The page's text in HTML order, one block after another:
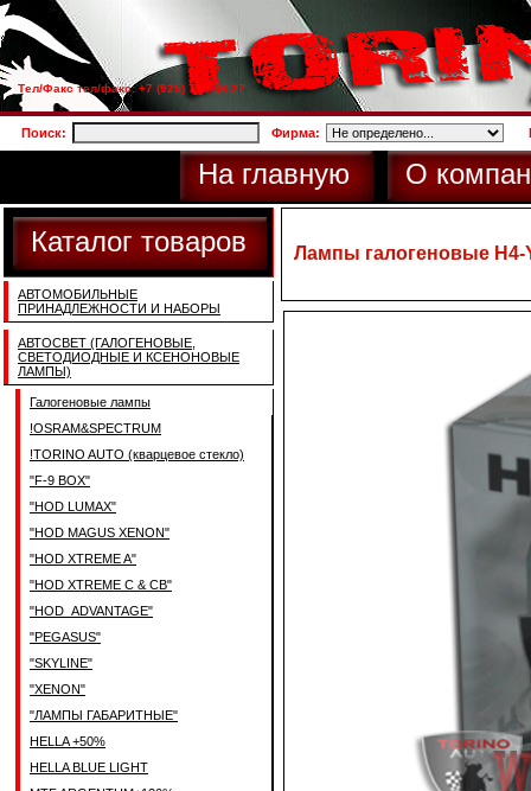
Тел/Факс тел/факс: +7 (925) 733-66-27
Поиск: Фирма:
На главную О
Каталог товаров
АВТОМОБИЛЬНЫЕ
ПРИНАДЛЕЖНОСТИ И НАБОРЫ
АВТОСВЕТ (ГАЛОГЕНОВЫЕ,
СВЕТОДИОДНЫЕ И КСЕНОНОВЫЕ
ЛАМПЫ)
Галогеновые лампы
!OSRAM&SPECTRUM
!TORINO AUTO (кварцевое стекло)
"F-9 BOX"
"HOD LUMAX"
"HOD MAGUS XENON"
"HOD XTREME A"
"HOD XTREME C & CB"
"HOD_ADVANTAGE"
"PEGASUS"
"SKYLINE"
"XENON"
"ЛАМПЫ ГАБАРИТНЫЕ"
HELLA +50%
HELLA BLUE LIGHT
Лампы галогеновые H4-